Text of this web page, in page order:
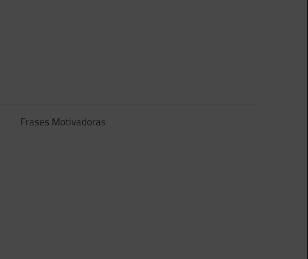
Frases Motivadoras